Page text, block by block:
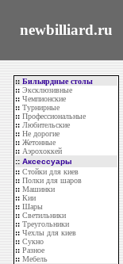
newbilliard.ru
:: Бильярдные столы
:: Эксклюзивные
:: Чемпионские
:: Турнирные
:: Профессиональные
:: Любительские
:: Не дорогие
:: Жетонные
:: Аэрохоккей
:: Аксессуары
:: Стойки для киев
:: Полки для шаров
:: Машинки
:: Кии
:: Шары
:: Светильники
:: Треугольники
:: Чехлы для киев
:: Сукно
:: Разное
:: Мебель